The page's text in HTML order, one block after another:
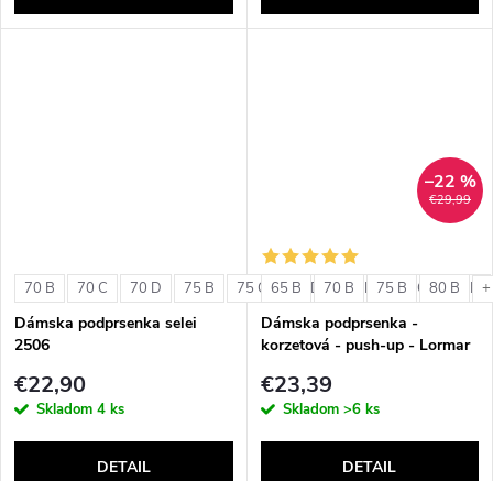
70 B 70 C 70 D 75 B 75 C 75 D 80 B 80 C 80 D
Dámska podprsenka selei
2506
€22,90
Skladom 4 ks
DETAIL
€29,99
–22 %
65 B 70 B 75 B 80 B
Dámska podprsenka -
korzetová - push-up - Lormar
€23,39
Skladom >6 ks
DETAIL